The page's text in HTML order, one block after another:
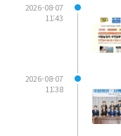
2026-08-07
11:43
2026-08-07
11:38